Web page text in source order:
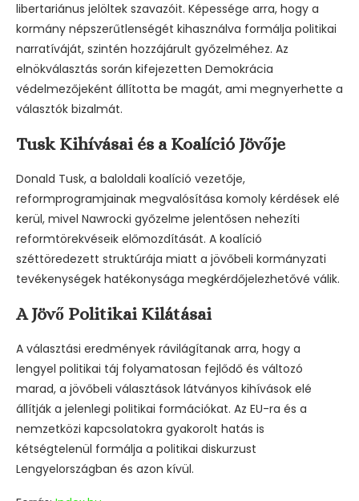
libertariánus jelöltek szavazóit. Képessége arra, hogy a
kormány népszerűtlenségét kihasználva formálja politikai
narratíváját, szintén hozzájárult győzelméhez. Az
elnökválasztás során kifejezetten Demokrácia
védelmezőjeként állította be magát, ami megnyerhette a
választók bizalmát.
Tusk Kihívásai és a Koalíció Jövője
Donald Tusk, a baloldali koalíció vezetője,
reformprogramjainak megvalósítása komoly kérdések elé
kerül, mivel Nawrocki győzelme jelentősen nehezíti
reformtörekvéseik előmozdítását. A koalíció
széttöredezett struktúrája miatt a jövőbeli kormányzati
tevékenységek hatékonysága megkérdőjelezhetővé válik.
A Jövő Politikai Kilátásai
A választási eredmények rávilágítanak arra, hogy a
lengyel politikai táj folyamatosan fejlődő és változó
marad, a jövőbeli választások látványos kihívások elé
állítják a jelenlegi politikai formációkat. Az EU-ra és a
nemzetközi kapcsolatokra gyakorolt hatás is
kétségtelenül formálja a politikai diskurzust
Lengyelországban és azon kívül.